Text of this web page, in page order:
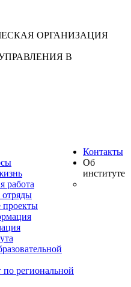
ОРГАНИЗАЦИЯ
В
работа
отряды
Контакты
Об
институте
региональной